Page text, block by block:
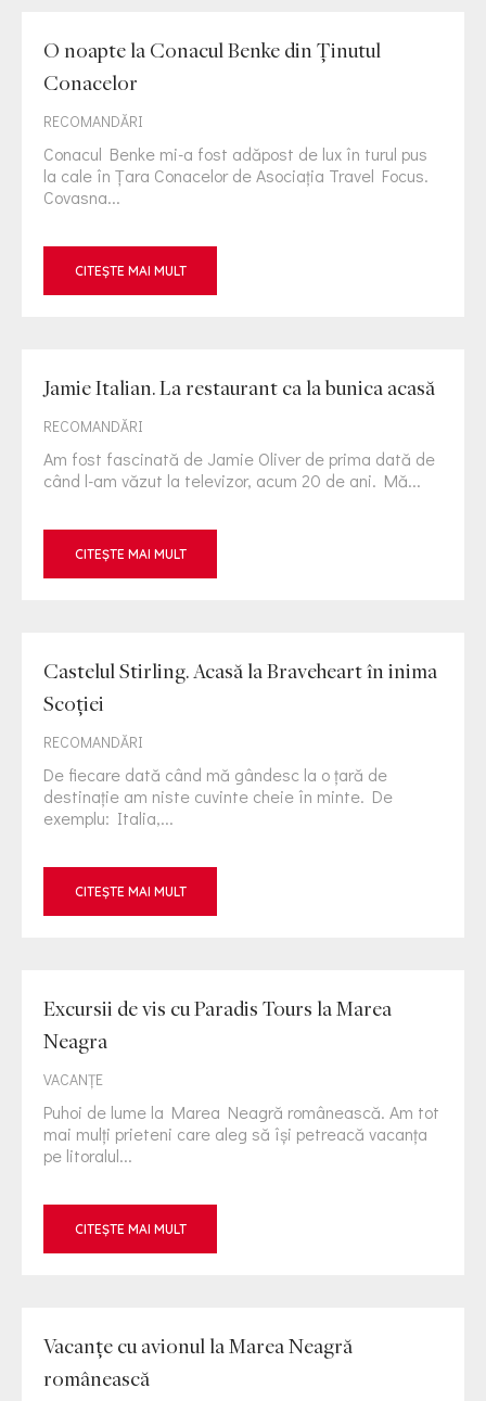
O noapte la Conacul Benke din Ținutul
Conacelor
RECOMANDĂRI
Conacul Benke mi-a fost adăpost de lux în turul pus
la cale în Țara Conacelor de Asociația Travel Focus.
Covasna...
CITEȘTE MAI MULT
Jamie Italian. La restaurant ca la bunica acasă
RECOMANDĂRI
Am fost fascinată de Jamie Oliver de prima dată de
când l-am văzut la televizor, acum 20 de ani. Mă...
CITEȘTE MAI MULT
Castelul Stirling. Acasă la Braveheart în inima
Scoţiei
RECOMANDĂRI
De fiecare dată când mă gândesc la o țară de
destinație am niste cuvinte cheie în minte. De
exemplu: Italia,...
CITEȘTE MAI MULT
Excursii de vis cu Paradis Tours la Marea
Neagra
VACANȚE
Puhoi de lume la Marea Neagră românească. Am tot
mai mulți prieteni care aleg să își petreacă vacanța
pe litoralul...
CITEȘTE MAI MULT
Vacanţe cu avionul la Marea Neagră
românească